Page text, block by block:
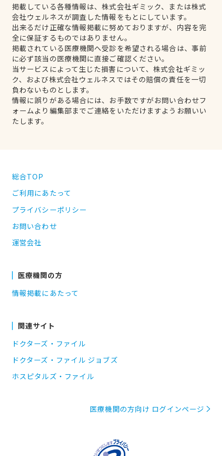
掲載している各種情報は、株式会社ギミック、または株式
会社ウェルネスが調査した情報をもとにしています。
出来るだけ正確な情報掲載に努めておりますが、内容を完
全に保証するものではありません。
掲載されている医療機関へ受診を希望される場合は、事前
に必ず該当の医療機関に直接ご確認ください。
当サービスによって生じた損害について、株式会社ギミッ
ク、および株式会社ウェルネスではその賠償の責任を一切
負わないものとします。
情報に誤りがある場合には、お手数ですがお問い合わせフ
ォームより編集部までご連絡をいただけますようお願いい
たします。
総合TOP
ご利用にあたって
プライバシーポリシー
お問い合わせ
運営会社
医療機関の方
情報掲載にあたって
関連サイト
ドクターズ・ファイル
ドクターズ・ファイル ジョブズ
ホスピタルズ・ファイル
医療機関の方向け ログインページ